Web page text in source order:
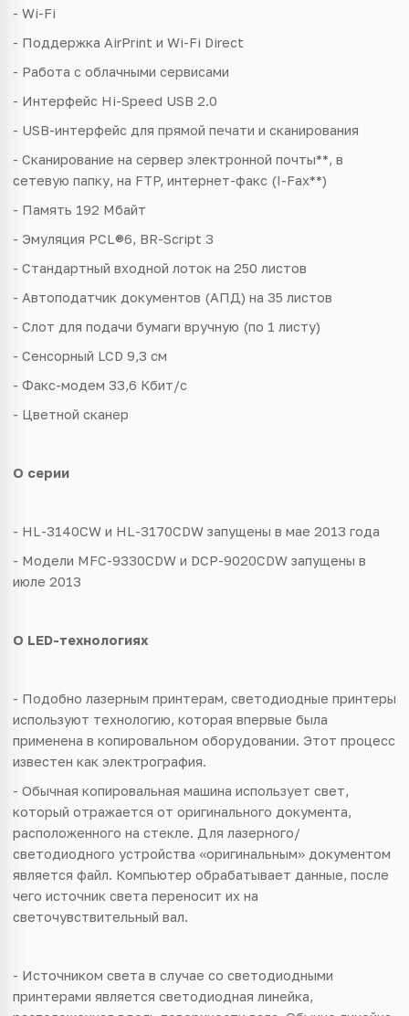
- Wi-Fi
- Поддержка AirPrint и Wi-Fi Direct
- Работа с облачными сервисами
- Интерфейс Hi-Speed USB 2.0
- USB-интерфейс для прямой печати и сканирования
- Сканирование на сервер электронной почты**, в
сетевую папку, на FTP, интернет-факс (I-Fax**)
- Память 192 Мбайт
- Эмуляция PCL®6, BR-Script 3
- Стандартный входной лоток на 250 листов
- Автоподатчик документов (АПД) на 35 листов
- Слот для подачи бумаги вручную (по 1 листу)
- Сенсорный LCD 9,3 см
- Факс-модем 33,6 Кбит/с
- Цветной сканер
О серии
- HL-3140CW и HL-3170CDW запущены в мае 2013 года
- Модели MFC-9330CDW и DCP-9020CDW запущены в
июле 2013
О LED-технологиях
- Подобно лазерным принтерам, светодиодные принтеры
используют технологию, которая впервые была
применена в копировальном оборудовании. Этот процесс
известен как электрография.
- Обычная копировальная машина использует свет,
который отражается от оригинального документа,
расположенного на стекле. Для лазерного/
светодиодного устройства «оригинальным» документом
является файл. Компьютер обрабатывает данные, после
чего источник света переносит их на
светочувствительный вал.
- Источником света в случае со светодиодными
принтерами является светодиодная линейка,